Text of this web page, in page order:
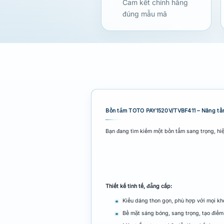
Cam kết chính hãng
đúng mẫu mã
Bồn tắm TOTO PAY1520V/TVBF411 – Nâng
Bạn đang tìm kiếm một bồn tắm sang trọng,
Thiết kế tinh tế, đẳng cấp:
Kiểu dáng thon gọn, phù hợp với mọi
Bề mặt sáng bóng, sang trọng, tạo